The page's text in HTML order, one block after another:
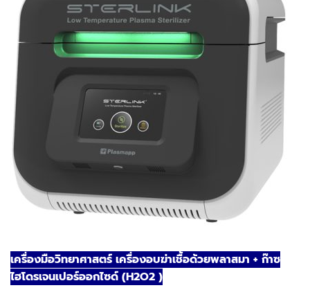
เครื่องมือวิทยาศาสตร์ เครื่องอบฆ่าเชื้อด้วยพลาสมา + ก๊าซ
ไฮโดรเจนเปอร์ออกไซด์ (H2O2 )